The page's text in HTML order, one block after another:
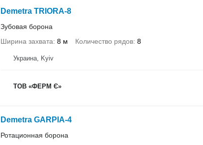
Demetra TRIORA-8
Зубовая борона
Ширина захвата 8 м Количество рядов 8
Украина, Kyiv
ТОВ «ФЕРМ Є»
Demetra GARPIA-4
Ротационная борона